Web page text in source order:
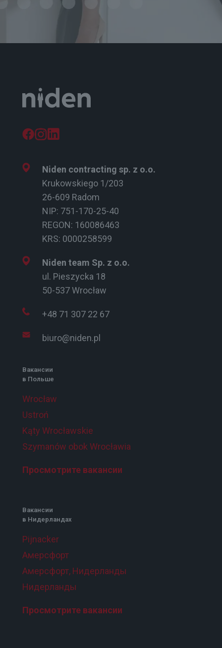
Niden contracting sp. z o.o.
Krukowskiego 1/203
26-609 Radom
NIP: 751-170-25-40
REGON: 160086463
KRS: 0000258599
Niden team Sp. z o.o.
ul. Pieszycka 18
50-537 Wrocław
+48 71 307 22 67
biuro@niden.pl
Вакансии
в Польше
Wrocław
Ustroń
Kąty Wrocławskie
Szymanów obok Wrocławia
Просмотрите вакансии
Вакансии
в Нидерландах
Pijnacker
Амерсфорт
Амерсфорт, Нидерланды
Нидерланды
Просмотрите вакансии